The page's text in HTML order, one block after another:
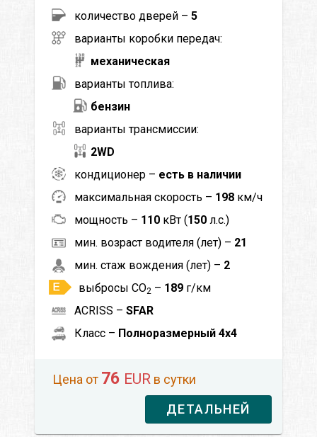
количество дверей – 5
варианты коробки передач:
механическая
варианты топлива:
бензин
варианты трансмиссии:
2WD
кондиционер – есть в наличии
максимальная скорость – 198 км/ч
мощность – 110 кВт (150 л.с.)
мин. возраст водителя (лет) – 21
мин. стаж вождения (лет) – 2
выбросы CO2 – 189 г/км
ACRISS – SFAR
Класс – Полноразмерный 4x4
Цена от 76 EUR в сутки
ДЕТАЛЬНЕЙ